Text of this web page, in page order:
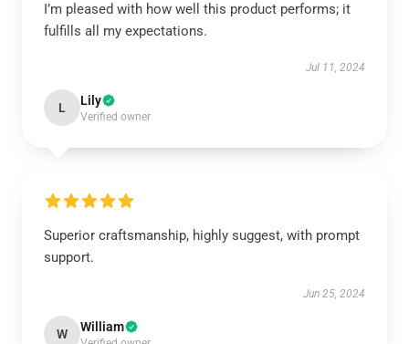
I’m pleased with how well this product performs; it
fulfills all my expectations.
Jul 11, 2024
L Lily
Verified owner
Superior craftsmanship, highly suggest, with prompt
support.
Jun 25, 2024
W William